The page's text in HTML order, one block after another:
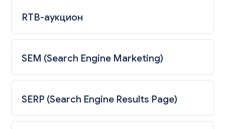
RTB-аукцион
SEM (Search Engine Marketing)
SERP (Search Engine Results Page)